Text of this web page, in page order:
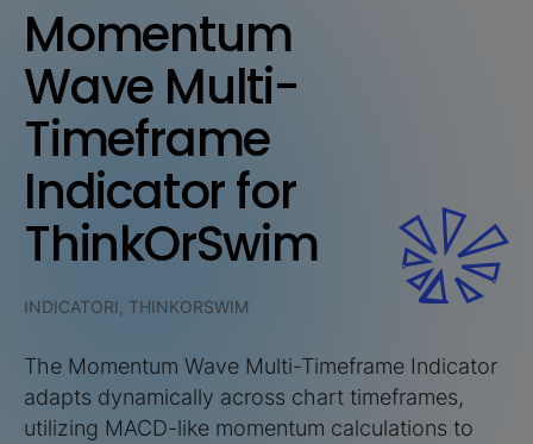
Momentum
Wave Multi-
Timeframe
Indicator for
ThinkOrSwim
INDICATORI, THINKORSWIM
The Momentum Wave Multi-Timeframe Indicator
adapts dynamically across chart timeframes,
utilizing MACD-like momentum calculations to